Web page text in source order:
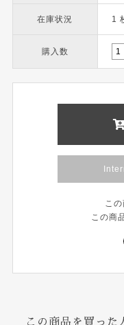
在庫状況 1
購入数
こ
この商
この商品を買った